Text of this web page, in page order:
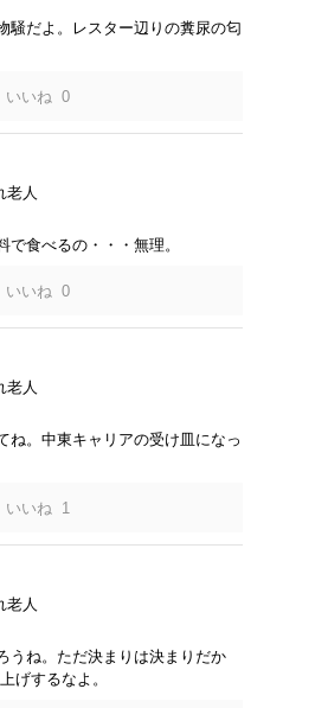
騒だよ。レスター辺りの糞尿の匂
0
老人
で食べるの・・・無理。
0
老人
ね。中東キャリアの受け皿になっ
1
老人
うね。ただ決まりは決まりだか
げするなよ。